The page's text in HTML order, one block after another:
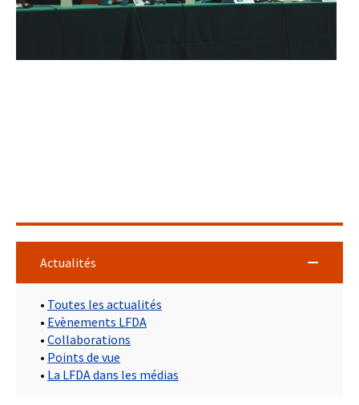
Actualités
• Toutes les actualités
• Evènements LFDA
• Collaborations
• Points de vue
• La LFDA dans les médias